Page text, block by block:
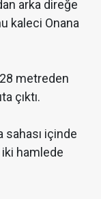
arka direğe
kaleci Onana
metreden
çıktı.
sahası içinde
hamlede